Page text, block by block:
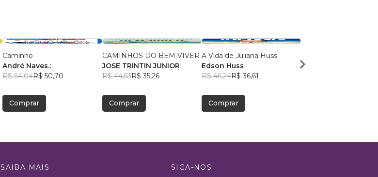
Caminho
André Naves.:
R$ 64,04R$ 50,70
Comprar
CAMINHOS DO BEM VIVER
JOSE TRINTIN JUNIOR
R$ 44,53R$ 35,26
Comprar
A Vida de Juliana Huss
Edson Huss
R$ 46,24R$ 36,61
Comprar
DOR
SAIBA MAIS SIGA-NOS